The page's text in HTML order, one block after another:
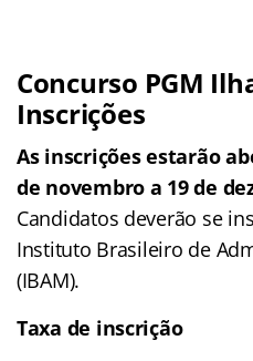
Concurso PGM
Inscrições
As inscrições estarão
de novembro a 19 de
Candidatos deverão se
Instituto Brasileiro de
(IBAM).
Taxa de inscrição